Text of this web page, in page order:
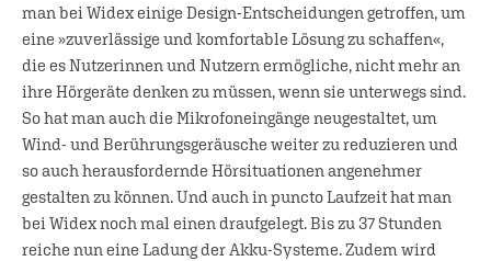
man bei Widex einige Design-Entscheidungen getroffen, um
eine »zuverlässige und komfortable Lösung zu schaffen«,
die es Nutzerinnen und Nutzern ermögliche, nicht mehr an
ihre Hörgeräte denken zu müssen, wenn sie unterwegs sind.
So hat man auch die Mikrofoneingänge neugestaltet, um
Wind- und Berührungsgeräusche weiter zu reduzieren und
so auch herausfordernde Hörsituationen angenehmer
gestalten zu können. Und auch in puncto Laufzeit hat man
bei Widex noch mal einen draufgelegt. Bis zu 37 Stunden
reiche nun eine Ladung der Akku-Systeme. Zudem wird